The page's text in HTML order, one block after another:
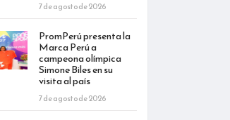
7 de agosto de 2026
PromPerú presenta la
Marca Perú a
campeona olímpica
Simone Biles en su
visita al país
7 de agosto de 2026